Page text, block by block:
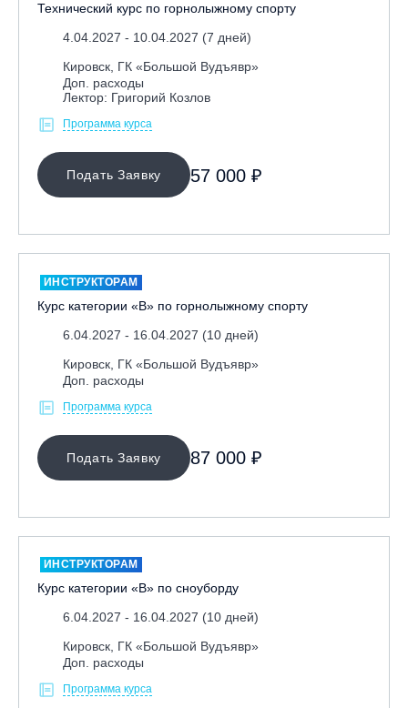
Технический курс по горнолыжному спорту
4.04.2027 - 10.04.2027 (7 дней)
Кировск, ГК «Большой Вудъявр»
Доп. расходы
Лектор: Григорий Козлов
Программа курса
Подать Заявку 57 000 ₽
ИНСТРУКТОРАМ
Курс категории «В» по горнолыжному спорту
6.04.2027 - 16.04.2027 (10 дней)
Кировск, ГК «Большой Вудъявр»
Доп. расходы
Программа курса
Подать Заявку 87 000 ₽
ИНСТРУКТОРАМ
Курс категории «В» по сноуборду
6.04.2027 - 16.04.2027 (10 дней)
Кировск, ГК «Большой Вудъявр»
Доп. расходы
Программа курса